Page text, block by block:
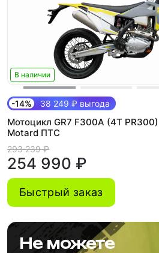
В наличии
-14% 38 249 ₽ выгода
Мотоцикл GR7 F300A (4T PR300)
Motard ПТС
293 239 ₽
254 990 ₽
Быстрый заказ
Не можете